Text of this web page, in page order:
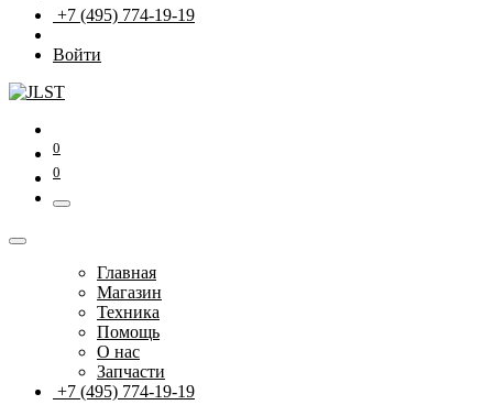
+7 (495) 774-19-19
Войти
0
0
Главная
Магазин
Техника
Помощь
О нас
Запчасти
+7 (495) 774-19-19